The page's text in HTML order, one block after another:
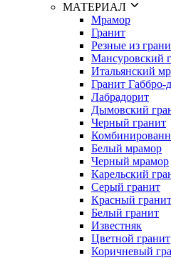
МАТЕРИАЛ
Мрамор
Гранит
Резные из
Мансуровский
Итальянский
Гранит Габбро-
Лабрадорит
Дымовский
Черный гранит
Белый мрамор
Черный мрамор
Карельский
Серый гранит
Красный гранит
Белый гранит
Известняк
Цветной гранит
Коричневый